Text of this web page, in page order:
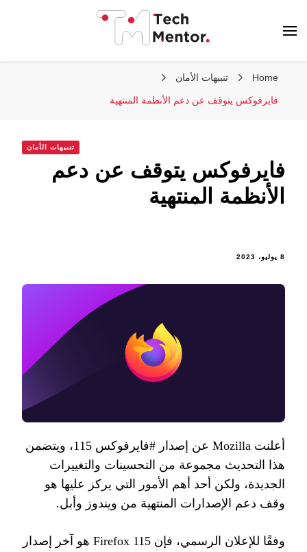
Home تنبيهات الأمان
فايرفوكس يتوقف عن دعم الأنظمة المنتهية
تنبيهات الأمان
فايرفوكس يتوقف عن دعم
الأنظمة المنتهية
8 يوليو، 2023
أعلنت Mozilla عن إصدار #فايرفوكس 115، ويتضمن
هذا التحديث مجموعة من التحسينات والتغييرات
الجديدة، ولكن أحد أهم الأمور التي يركز عليها هو
وقف دعم الإصدارات المنتهية من ويندوز وأبل.
وفقًا للإعلان الرسمي، فإن Firefox 115 هو آخر إصدار